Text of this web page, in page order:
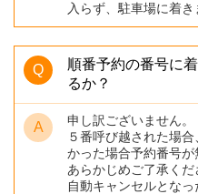
入らず、駐車場に着き
順番予約の番号に
るか？
申し訳ございません。
５番呼び越された場
かった場合予約番号が
あらかじめご了承くだ
自動キャンセルとな